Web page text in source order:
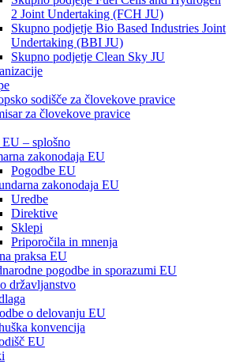
2 Joint Undertaking (FCH JU)
Skupno podjetje Bio Based Industries Joint
Undertaking (BBI JU)
Skupno podjetje Clean Sky JU
sodišče za človekove pravice
za človekove pravice
– splošno
zakonodaja EU
Pogodbe EU
zakonodaja EU
Uredbe
Direktive
Sklepi
Priporočila in mnenja
praksa EU
pogodbe in sporazumi EU
državljanstvo
o delovanju EU
konvencija
EU